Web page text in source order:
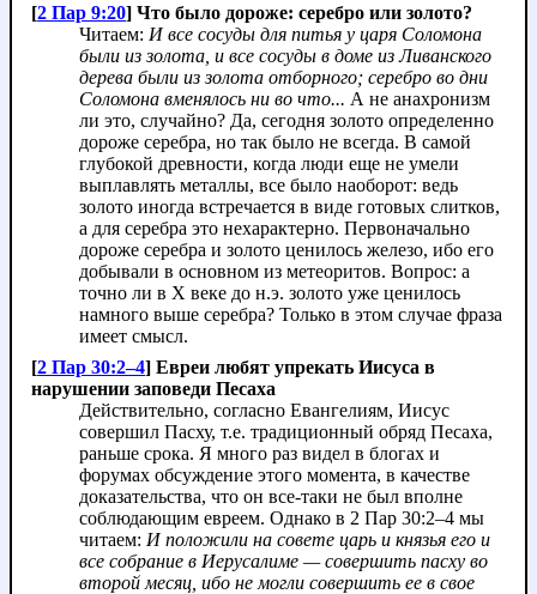
[2 Пар 9:20] Что было дороже: серебро или золото?
Читаем: И все сосуды для питья у царя Соломона
были из золота, и все сосуды в доме из Ливанского
дерева были из золота отборного; серебро во дни
Соломона вменялось ни во что... А не анахронизм
ли это, случайно? Да, сегодня золото определенно
дороже серебра, но так было не всегда. В самой
глубокой древности, когда люди еще не умели
выплавлять металлы, все было наоборот: ведь
золото иногда встречается в виде готовых слитков,
а для серебра это нехарактерно. Первоначально
дороже серебра и золото ценилось железо, ибо его
добывали в основном из метеоритов. Вопрос: а
точно ли в X веке до н.э. золото уже ценилось
намного выше серебра? Только в этом случае фраза
имеет смысл.
[2 Пар 30:2–4] Евреи любят упрекать Иисуса в
нарушении заповеди Песаха
Действительно, согласно Евангелиям, Иисус
совершил Пасху, т.е. традиционный обряд Песаха,
раньше срока. Я много раз видел в блогах и
форумах обсуждение этого момента, в качестве
доказательства, что он все-таки не был вполне
соблюдающим евреем. Однако в 2 Пар 30:2–4 мы
читаем: И положили на совете царь и князья его и
все собрание в Иерусалиме — совершить пасху во
второй месяц, ибо не могли совершить ее в свое